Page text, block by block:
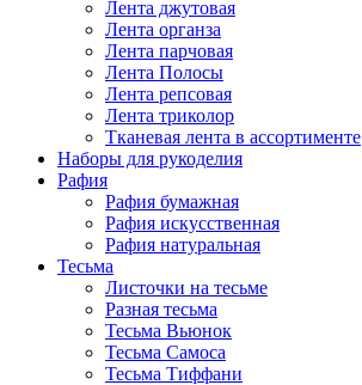
Лента джутовая
Лента органза
Лента парчовая
Лента Полосы
Лента репсовая
Лента триколор
Тканевая лента в ассортименте
Наборы для рукоделия
Рафия
Рафия бумажная
Рафия искусственная
Рафия натуральная
Тесьма
Листочки на тесьме
Разная тесьма
Тесьма Вьюнок
Тесьма Самоса
Тесьма Тиффани